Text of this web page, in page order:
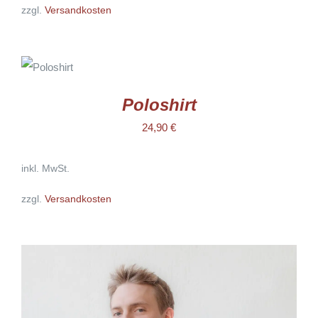
zzgl. Versandkosten
WÄHLEN
DIESES
KÖNNEN
DER
Poloshirt
24,90 €
inkl. MwSt.
zzgl. Versandkosten